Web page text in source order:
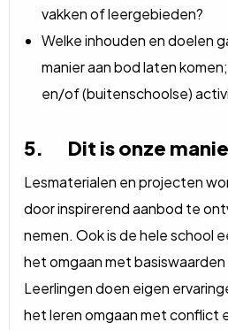
vakken of leergebieden?
Welke inhouden en doelen
manier aan bod laten
en/of (buitenschoolse)
5. Dit is onze
Lesmaterialen en projecten
door inspirerend aanbod te
nemen. Ook is de hele school
het omgaan met
Leerlingen doen eigen
het leren omgaan met conflict